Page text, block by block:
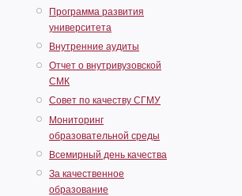
Программа развития
университета
Внутренние аудиты
Отчет о внутривузовской
СМК
Совет по качеству СГМУ
Мониторинг
образовательной среды
Всемирный день качества
За качественное
образование